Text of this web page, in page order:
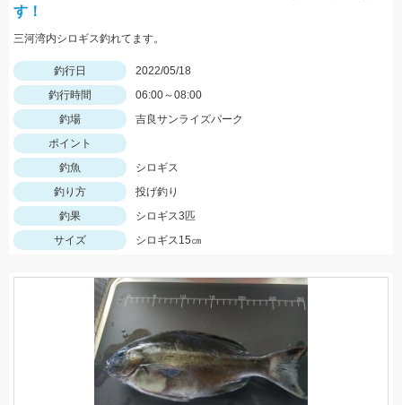
す！
三河湾内シロギス釣れてます。
釣行日
2022/05/18
釣行時間
06:00～08:00
釣場
吉良サンライズパーク
ポイント
釣魚
シロギス
釣り方
投げ釣り
釣果
シロギス3匹
サイズ
シロギス15㎝